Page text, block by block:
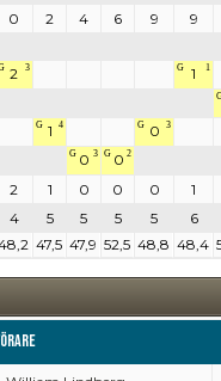
0 2 4 6 9
9
2 3 G 1 1
G 1 4 G 0 3
G 0 3 G 0 2
2 1 0 0 0
1
4 5 5 5 5
6
47,5 47,9 52,5 48,8 48,4